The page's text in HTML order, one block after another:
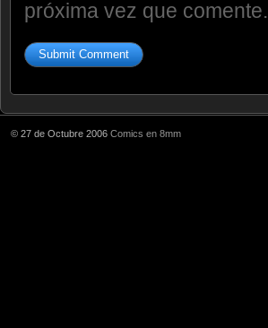
próxima vez que comente.
© 27 de Octubre 2006 Comics en 8mm